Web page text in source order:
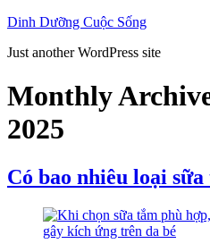
Skip
content
Dinh Dưỡng Cuộc Sống
Just another WordPress site
Monthly
2025
Có bao nhiêu loại